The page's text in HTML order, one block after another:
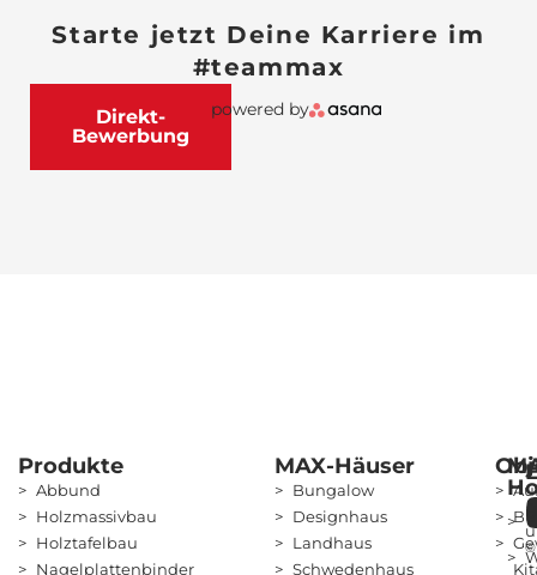
Starte jetzt Deine Karriere im
#teammax
Direkt-
Bewerbung
powered by
Produkte
Abbund
Holzmassivbau
Holztafelbau
Nagelplattenbinder
MAX-Häuser
Bungalow
Designhaus
Landhaus
Schwedenhaus
©